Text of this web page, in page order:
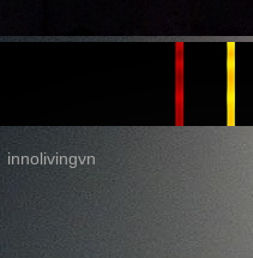
innolivingvn